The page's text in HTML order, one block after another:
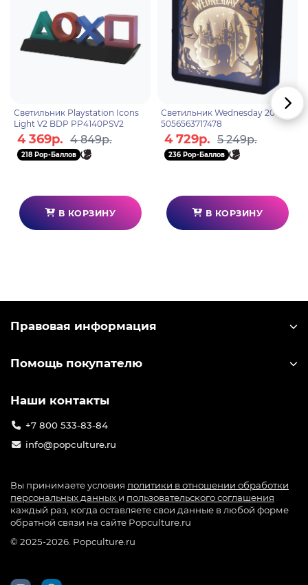
Комплектация: светильник, usb-кабель,
руководство пользователя
Светильник Playstation Icons
Light V2 BDP PP4140PSV2
4 369р. 4 849р.
218 Pop-Баллов
В КОРЗИНУ
Светильник Wednesday 20см
5056563717478
4 729р. 5 249р.
236 Pop-Баллов
В КОРЗИНУ
Правовая информация
Помощь покупателю
Наши контакты
+7 800 533-83-84
info@popculture.ru
Вы принимаете условия политики в отношении обработки
персональных данных и пользовательского соглашения
каждый раз, когда оставляете свои данные в любой форме
обратной связи на сайте Popculture.ru
© 2025-2026. Popculture.ru